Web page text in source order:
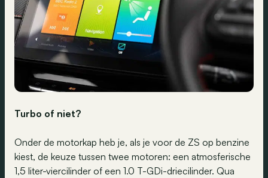
Turbo of niet?
Onder de motorkap heb je, als je voor de ZS op benzine
kiest, de keuze tussen twee motoren: een atmosferische
1,5 liter-viercilinder of een 1.0 T-GDi-driecilinder. Qua